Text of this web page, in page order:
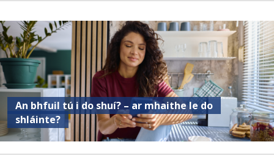
An bhfuil tú i do shuí? – ar mhaithe le do
shláinte?